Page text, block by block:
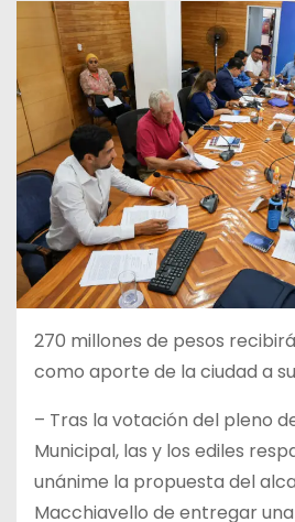
270 millones de pesos
como aporte de la ciudad a
– Tras la votación del pleno
Municipal, las y los ediles
unánime la propuesta del
Macchiavello de entregar